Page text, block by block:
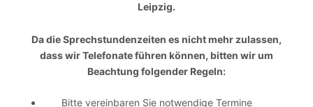
Leipzig.
Da die Sprechstundenzeiten es nicht mehr zulassen,
dass wir Telefonate führen können, bitten wir um
Beachtung folgender Regeln:
Bitte vereinbaren Sie notwendige Termine